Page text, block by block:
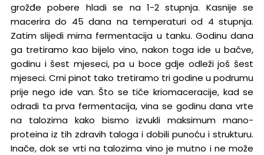
grožđe pobere hladi se na 1-2 stupnja. Kasnije se
macerira do 45 dana na temperaturi od 4 stupnja.
Zatim slijedi mirna fermentacija u tanku. Godinu dana
ga tretiramo kao bijelo vino, nakon toga ide u bačve,
godinu i šest mjeseci, pa u boce gdje odleži još šest
mjeseci. Crni pinot tako tretiramo tri godine u podrumu
prije nego ide van. Što se tiče kriomaceracije, kad se
odradi ta prva fermentacija, vina se godinu dana vrte
na talozima kako bismo izvukli maksimum mano-
proteina iz tih zdravih taloga i dobili punoću i strukturu.
Inače, dok se vrti na talozima vino je mutno i ne može